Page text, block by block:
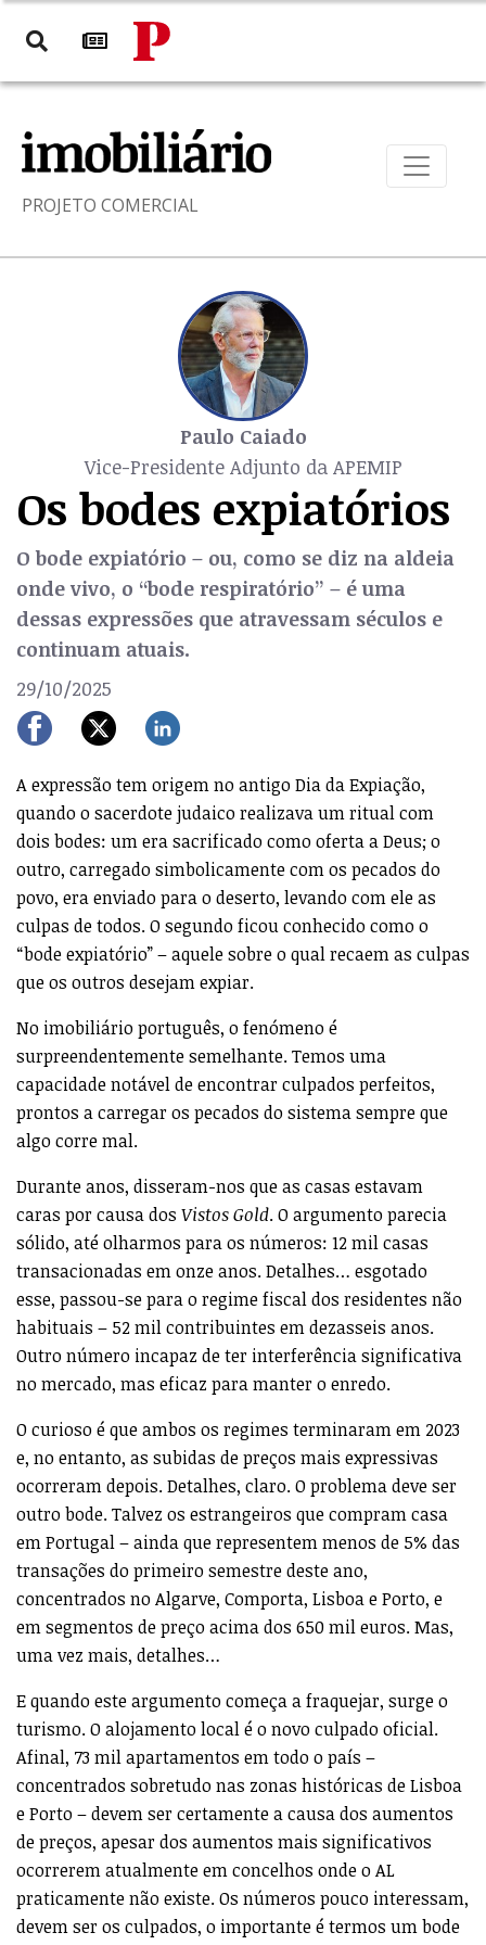
PROJETO COMERCIAL
Paulo Caiado
Vice-Presidente Adjunto da APEMIP
Os bodes expiatórios
O bode expiatório – ou, como se diz na aldeia
onde vivo, o “bode respiratório” – é uma
dessas expressões que atravessam séculos e
continuam atuais.
29/10/2025
A expressão tem origem no antigo Dia da Expiação,
quando o sacerdote judaico realizava um ritual com
dois bodes: um era sacrificado como oferta a Deus; o
outro, carregado simbolicamente com os pecados do
povo, era enviado para o deserto, levando com ele as
culpas de todos. O segundo ficou conhecido como o
“bode expiatório” – aquele sobre o qual recaem as culpas
que os outros desejam expiar.
No imobiliário português, o fenómeno é
surpreendentemente semelhante. Temos uma
capacidade notável de encontrar culpados perfeitos,
prontos a carregar os pecados do sistema sempre que
algo corre mal.
Durante anos, disseram-nos que as casas estavam
caras por causa dos Vistos Gold. O argumento parecia
sólido, até olharmos para os números: 12 mil casas
transacionadas em onze anos. Detalhes… esgotado
esse, passou-se para o regime fiscal dos residentes não
habituais – 52 mil contribuintes em dezasseis anos.
Outro número incapaz de ter interferência significativa
no mercado, mas eficaz para manter o enredo.
O curioso é que ambos os regimes terminaram em 2023
e, no entanto, as subidas de preços mais expressivas
ocorreram depois. Detalhes, claro. O problema deve ser
outro bode. Talvez os estrangeiros que compram casa
em Portugal – ainda que representem menos de 5% das
transações do primeiro semestre deste ano,
concentrados no Algarve, Comporta, Lisboa e Porto, e
em segmentos de preço acima dos 650 mil euros. Mas,
uma vez mais, detalhes…
E quando este argumento começa a fraquejar, surge o
turismo. O alojamento local é o novo culpado oficial.
Afinal, 73 mil apartamentos em todo o país –
concentrados sobretudo nas zonas históricas de Lisboa
e Porto – devem ser certamente a causa dos aumentos
de preços, apesar dos aumentos mais significativos
ocorrerem atualmente em concelhos onde o AL
praticamente não existe. Os números pouco interessam,
devem ser os culpados, o importante é termos um bode